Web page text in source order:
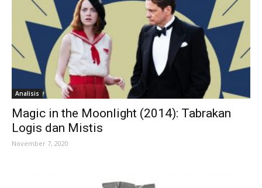
Analisis
Magic in the Moonlight (2014): Tabrakan
Logis dan Mistis
November 7, 2020